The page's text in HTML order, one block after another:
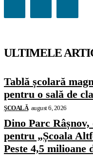
ULTIMELE
Tablă școlară
pentru o sală de
ŞCOALĂ august 6, 2026
Dino Parc
pentru „Școala
Peste 4,5 milioane